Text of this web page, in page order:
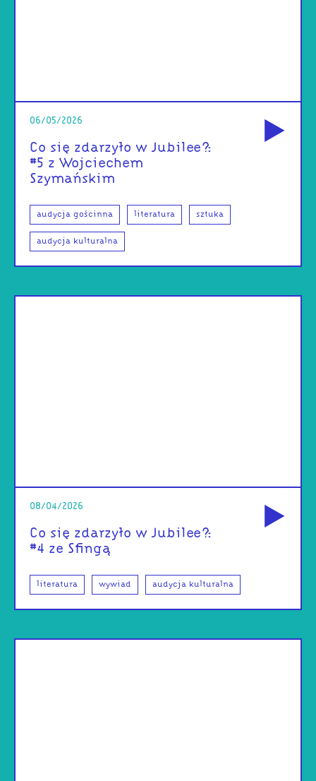
06/05/2026
Co się zdarzyło w Jubilee?:
#5 z Wojciechem
Szymańskim
audycja gościnna literatura sztuka
audycja kulturalna
08/04/2026
Co się zdarzyło w Jubilee?:
#4 ze Sfingą
literatura wywiad audycja kulturalna